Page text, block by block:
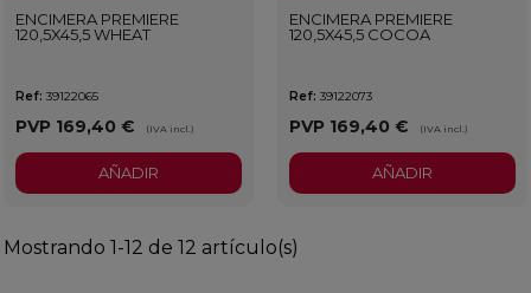
ENCIMERA PREMIERE
120,5X45,5 WHEAT
Ref: 39122065
PVP 169,40 € (IVA incl.)
AÑADIR
ENCIMERA PREMIERE
120,5X45,5 COCOA
Ref: 39122073
PVP 169,40 € (IVA incl.)
AÑADIR
Mostrando 1-12 de 12 artículo(s)